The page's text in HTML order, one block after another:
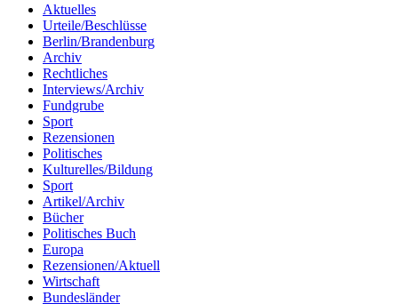
Aktuelles
Urteile/Beschlüsse
Berlin/Brandenburg
Archiv
Rechtliches
Interviews/Archiv
Fundgrube
Sport
Rezensionen
Politisches
Kulturelles/Bildung
Sport
Artikel/Archiv
Bücher
Politisches Buch
Europa
Rezensionen/Aktuell
Wirtschaft
Bundesländer